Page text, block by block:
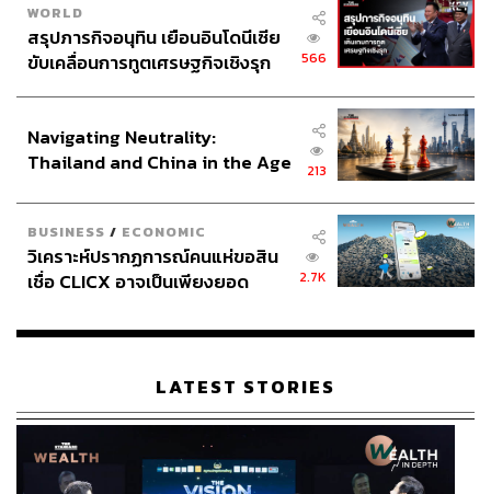
WORLD
สรุปภารกิจอนุทิน เยือนอินโดนีเซีย
ขับเคลื่อนการทูตเศรษฐกิจเชิงรุก
566
Navigating Neutrality:
Thailand and China in the Age
213
BUSINESS / ECONOMIC
วิเคราะห์ปรากฏการณ์คนแห่ขอสิน
เชื่อ CLICX อาจเป็นเพียงยอด
เรือนไทยที่ถูกซุกไว้
2.7K
LATEST STORIES